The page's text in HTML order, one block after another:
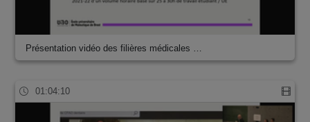
Présentation vidéo des filières médicales …
01:04:10